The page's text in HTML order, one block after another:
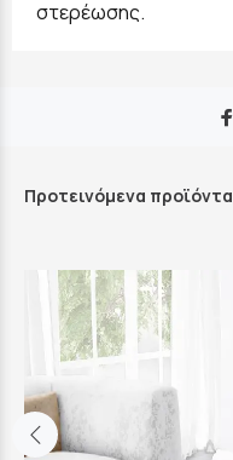
στερέωσης.
Προτεινόμενα προϊόντα